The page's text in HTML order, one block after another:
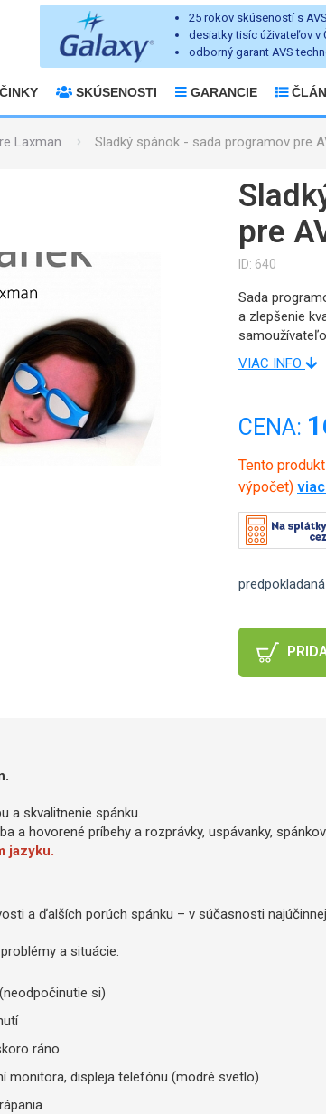
SKÚSENOSTI GARANCIE
25 rokov skúseností s
desiatky tisíc úživateľov v
odborný garant AVS
Laxman Sladký spánok - sada programov pre
pre
ID: 640
Sada
a zlepšenie
VIAC INFO
CENA:
Tento
výpočet)
a skvalitnenie spánku.
a hovorené príbehy a rozprávky, uspávanky,
jazyku.
a ďalších porúch spánku – v súčasnosti
a situácie:
si)
ráno
monitora, displeja telefónu (modré svetlo)